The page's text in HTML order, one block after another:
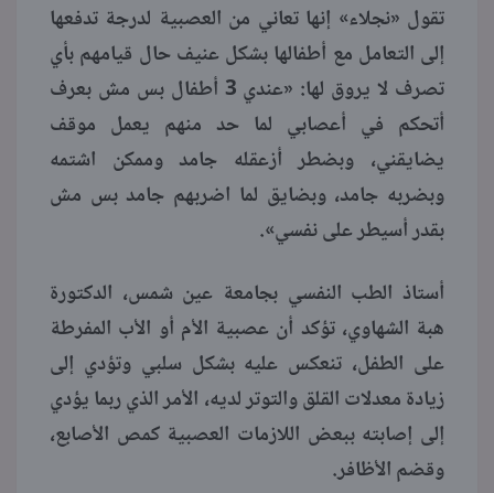
تقول «نجلاء» إنها تعاني من العصبية لدرجة تدفعها
إلى التعامل مع أطفالها بشكل عنيف حال قيامهم بأي
تصرف لا يروق لها: «عندي 3 أطفال بس مش بعرف
أتحكم في أعصابي لما حد منهم يعمل موقف
يضايقني، وبضطر أزعقله جامد وممكن اشتمه
وبضربه جامد، وبضايق لما اضربهم جامد بس مش
بقدر أسيطر على نفسي».
أستاذ الطب النفسي بجامعة عين شمس، الدكتورة
هبة الشهاوي، تؤكد أن عصبية الأم أو الأب المفرطة
على الطفل، تنعكس عليه بشكل سلبي وتؤدي إلى
زيادة معدلات القلق والتوتر لديه، الأمر الذي ربما يؤدي
إلى إصابته ببعض اللازمات العصبية كمص الأصابع،
وقضم الأظافر.